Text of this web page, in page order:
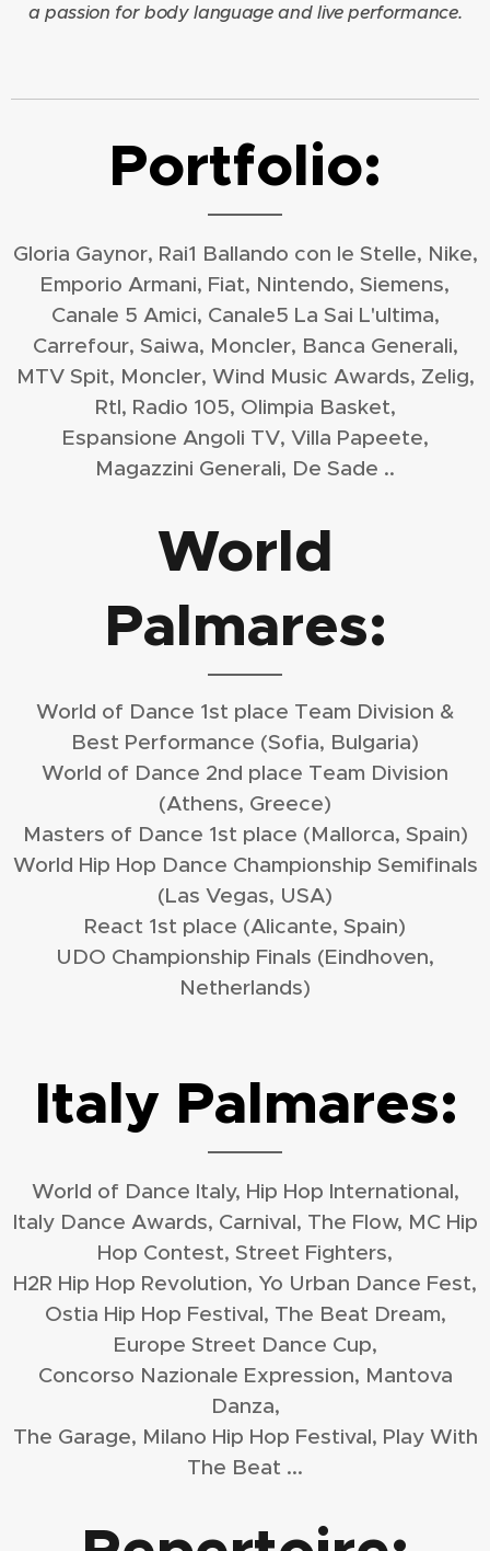
a passion for body language and live performance.
Portfolio:
Gloria Gaynor, Rai1 Ballando con le Stelle, Nike,
Emporio Armani, Fiat, Nintendo, Siemens,
Canale 5 Amici, Canale5 La Sai L'ultima,
Carrefour, Saiwa, Moncler, Banca Generali,
MTV Spit, Moncler, Wind Music Awards, Zelig,
Rtl, Radio 105, Olimpia Basket,
Espansione Angoli TV, Villa Papeete,
Magazzini Generali, De Sade ..
World
Palmares:
World of Dance 1st place Team Division &
Best Performance (Sofia, Bulgaria)
World of Dance 2nd place Team Division
(Athens, Greece)
Masters of Dance 1st place (Mallorca, Spain)
World Hip Hop Dance Championship Semifinals
(Las Vegas, USA)
React 1st place (Alicante, Spain)
UDO Championship Finals (Eindhoven,
Netherlands)
Italy Palmares:
World of Dance Italy, Hip Hop International,
Italy Dance Awards, Carnival, The Flow, MC Hip
Hop Contest, Street Fighters,
H2R Hip Hop Revolution, Yo Urban Dance Fest,
Ostia Hip Hop Festival, The Beat Dream,
Europe Street Dance Cup,
Concorso Nazionale Expression, Mantova
Danza,
The Garage, Milano Hip Hop Festival, Play With
The Beat ...